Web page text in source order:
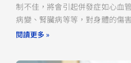
制不佳，將會引起併發症如心血
病變、腎臟病等等，對身體的傷
閱讀更多 »